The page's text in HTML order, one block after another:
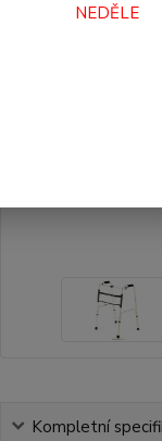
Kompletní